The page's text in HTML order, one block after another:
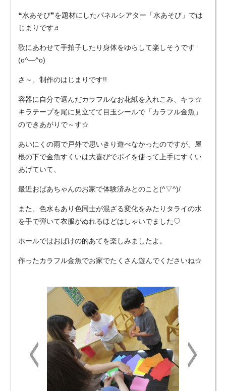
❝水あそび❞を題材にしたパネルシアター「水あそび」では
じまりです♬
歌にあわせて手拍子したり身体をゆらして楽しそうです
(o^―^o)
さ～、制作のはじまりです!!
容器に自分で選んだカラフルなお花紙を入れこみ、キラ☆
キラテープを尾に見立てて目玉シールで「カラフル金魚」
のできあがりで～す☆
あいにくの雨で戸外で思いきり遊べなかったのですが、屋
根の下で金魚すくいは大喜びでポイを使って上手にすくい
あげていて、
最近おばあちゃんのお家で体験済みとのこと(^▽^)/
また、色水もあり色同士が混ざる変化をみたりタライの水
を手で弾いて衣服がぬれるほどはしゃいでました♡
ホールではおばけの的あてを楽しみましたよ。
作ったカラフル金魚でお家でたくさん遊んでくださいね☆